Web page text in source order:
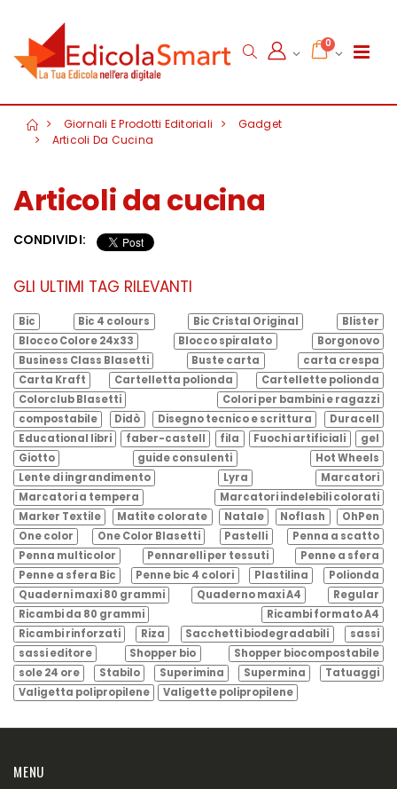
0
Giornali E Prodotti Editoriali
Gadget
Articoli Da Cucina
Articoli da cucina
CONDIVIDI:
GLI ULTIMI TAG RILEVANTI
Bic Bic 4 colours Bic Cristal Original
Blister
Blocco Colore 24x33
Blocco spiralato
Borgonovo
Business Class Blasetti
Buste carta
carta crespa
Carta Kraft
Cartelletta polionda
Cartellette polionda
Colorclub Blasetti
Colori per bambini e ragazzi
compostabile
Didò Disegno tecnico e scrittura
Duracell
Educational libri
faber-castell fila Fuochi artificiali
gel
Giotto
guide consulenti
Hot Wheels
Lente di ingrandimento
Lyra
Marcatori
Marcatori a tempera
Marcatori indelebili colorati
Marker Textile
Matite colorate Natale Noflash
OhPen
One color
One Color Blasetti Pastelli
Penna a scatto
Penna multicolor
Pennarelli per tessuti
Penne a sfera
Penne a sfera Bic
Penne bic 4 colori Plastilina
Polionda
Quaderni maxi 80 grammi
Quaderno maxi A4
Regular
Ricambi da 80 grammi
Ricambi formato A4
Ricambi rinforzati
Riza Sacchetti biodegradabili
sassi
sassi editore
Shopper bio
Shopper biocompostabile
sole 24 ore
Stabilo Superimina Supermina
Tatuaggi
Valigetta polipropilene
Valigette polipropilene
MENU